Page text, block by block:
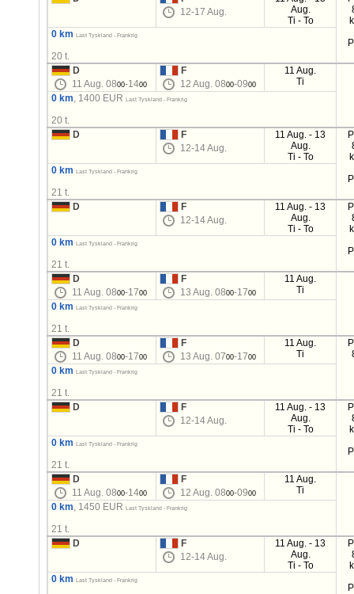
12-17 Aug.
Aug.
Ti - To
0 km Last Tyskland - Frankrig
20 t.
D
11 Aug. 0800-1400
F
12 Aug. 0800-0900
11 Aug.
Ti
0 km, 1400 EUR Last Tyskland - Frankrig
20 t.
D
F
12-14 Aug.
11 Aug. - 13
Aug.
Ti - To
0 km Last Tyskland - Frankrig
21 t.
D
F
12-14 Aug.
11 Aug. - 13
Aug.
Ti - To
0 km Last Tyskland - Frankrig
21 t.
D
11 Aug. 0800-1700
F
13 Aug. 0800-1700
11 Aug.
Ti
0 km
Last Tyskland - Frankrig
21 t.
D
11 Aug. 0800-1700
F
13 Aug. 0700-1700
11 Aug.
Ti
0 km
Last Tyskland - Frankrig
21 t.
D
F
12-14 Aug.
11 Aug. - 13
Aug.
Ti - To
0 km Last Tyskland - Frankrig
21 t.
D
11 Aug. 0800-1400
F
12 Aug. 0800-0900
11 Aug.
Ti
0 km, 1450 EUR Last Tyskland - Frankrig
21 t.
D
F
12-14 Aug.
11 Aug. - 13
Aug.
Ti - To
0 km Last Tyskland - Frankrig